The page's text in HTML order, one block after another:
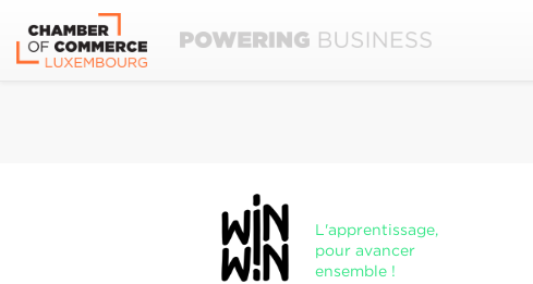
L'apprentissage,
pour avancer
ensemble !